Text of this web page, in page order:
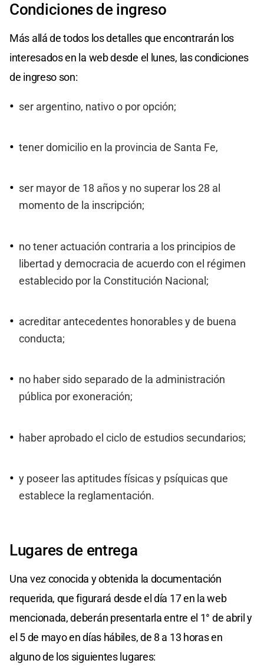
Condiciones de ingreso
Más allá de todos los detalles que encontrarán los
interesados en la web desde el lunes, las condiciones
de ingreso son:
ser argentino, nativo o por opción;
tener domicilio en la provincia de Santa Fe,
ser mayor de 18 años y no superar los 28 al
momento de la inscripción;
no tener actuación contraria a los principios de
libertad y democracia de acuerdo con el régimen
establecido por la Constitución Nacional;
acreditar antecedentes honorables y de buena
conducta;
no haber sido separado de la administración
pública por exoneración;
haber aprobado el ciclo de estudios secundarios;
y poseer las aptitudes físicas y psíquicas que
establece la reglamentación.
Lugares de entrega
Una vez conocida y obtenida la documentación
requerida, que figurará desde el día 17 en la web
mencionada, deberán presentarla entre el 1° de abril y
el 5 de mayo en días hábiles, de 8 a 13 horas en
alguno de los siguientes lugares: